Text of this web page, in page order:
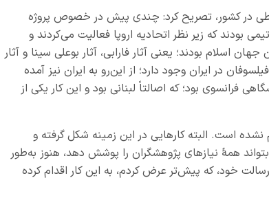
خطی در کشور، تصریح کرد: چندی پیش در خصوص پروژه
بودند که زیر نظر اتحادیه اروپا فعالیت می‌کردند و
بودند؛ یعنی آثار فارابی، آثار بوعلی سینا و آثار
در ایران وجود دارد؛ از این‌رو به ایران نیز آمده
فرانسوی بود؛ که اصالتاً لبنانی بود و این کار یکی از
نشده است. البته کارهایی در این زمینه شکل گرفته و
همۀ نیازهای پژوهشگران را پوشش دهد، هنوز به‌طور
خود، که پیش‌تر عرض کردم، به این کار اقدام کرده